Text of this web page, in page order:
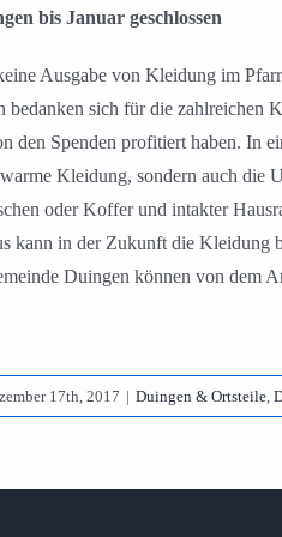
bis Januar geschlossen
Ausgabe von Kleidung im
bedanken sich für die zahlreichen
den Spenden profitiert haben. In
Kleidung, sondern auch die
oder Koffer und intakter
kann in der Zukunft die Kleidung
Duingen können von dem
17th, 2017 | Duingen & Ortsteile,